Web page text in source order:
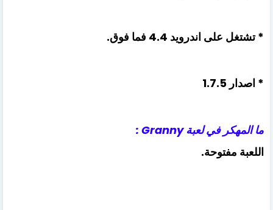
* تشتغل على اندرويد 4.4 فما فوق.
* اصدار 1.7.5
ما المهكر في لعبة Granny :
اللعبة مفتوحة.